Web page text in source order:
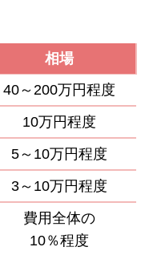
相場
40～200万円程度
10万円程度
5～10万円程度
3～10万円程度
費用全体の
10％程度